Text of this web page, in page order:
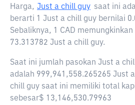
Harga, Just a chill guy saat ini
berarti 1 Just a chill guy bernilai
Sebaliknya, 1 CAD
73.313782 Just a chill guy.
Saat ini jumlah pasokan Just a
adalah 999,941,558.265265 Just
chill guy saat ini memiliki total
sebesar$ 13,146,530.79963